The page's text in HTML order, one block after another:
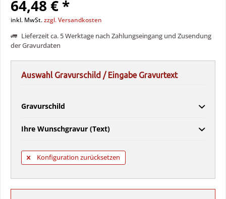
64,48 € *
inkl. MwSt.zzgl. Versandkosten
Lieferzeit ca. 5 Werktage nach Zahlungseingang und Zusendung
der Gravurdaten
Auswahl Gravurschild / Eingabe Gravurtext
Gravurschild
Ihre Wunschgravur (Text)
Konfiguration zurücksetzen